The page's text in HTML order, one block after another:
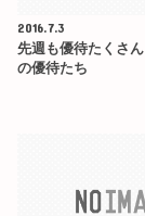
2016.7.3
先週も優待たくさ
の優待たち